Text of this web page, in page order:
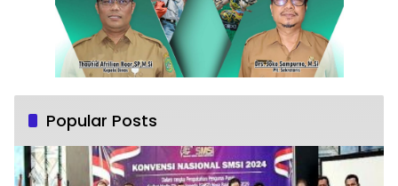
Popular Posts